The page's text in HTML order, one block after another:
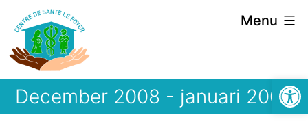
Spring
naar
de
inhoud
Menu
December 2008 - januari 2009